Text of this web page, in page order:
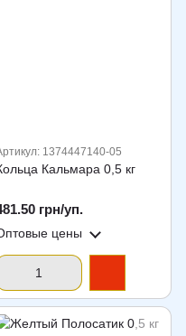
1374447140-05
Кальмара 0,5 кг
грн/уп.
цены